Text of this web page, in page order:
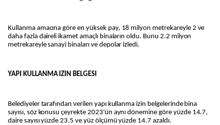
Kullanma amacına göre en yüksek pay, 18 milyon metrekareyle 2 ve
daha fazla daireli ikamet amaçlı binaların oldu. Bunu 2.2 milyon
metrekareyle sanayi binaları ve depolar izledi.
YAPI KULLANMA IZIN BELGESI
Belediyeler tarafından verilen yapı kullanma izin belgelerinde bina
sayısı, söz konusu çeyrekte 2023'ün aynı dönemine göre yüzde 14.7,
daire sayısı yüzde 23.5 ve yüz ölçümü yüzde 14.7 azaldı.